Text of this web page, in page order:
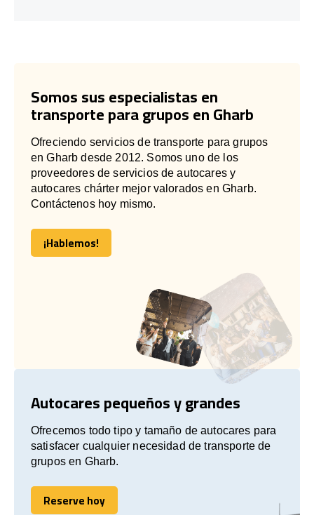
Somos sus especialistas en
transporte para grupos en Gharb
Ofreciendo servicios de transporte para grupos
en Gharb desde 2012. Somos uno de los
proveedores de servicios de autocares y
autocares chárter mejor valorados en Gharb.
Contáctenos hoy mismo.
¡Hablemos!
¡Hablemos!
Autocares pequeños y grandes
Ofrecemos todo tipo y tamaño de autocares para
satisfacer cualquier necesidad de transporte de
grupos en Gharb.
Reserve hoy